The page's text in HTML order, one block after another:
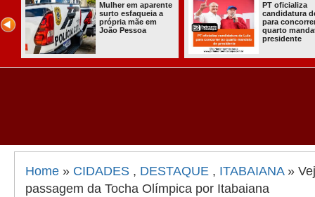
Mulher em aparente
surto esfaqueia a
própria mãe em
João Pessoa
PT oficializa
candidatura
para
quarto
presidente
Home » CIDADES , DESTAQUE , ITABAIANA»
passagem da Tocha Olímpica por Itabaiana